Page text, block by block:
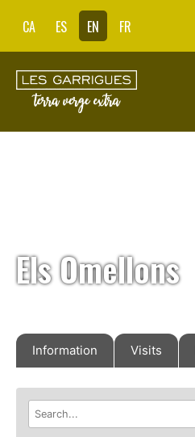
CA ES EN FR
Els Omellons
Information Visits